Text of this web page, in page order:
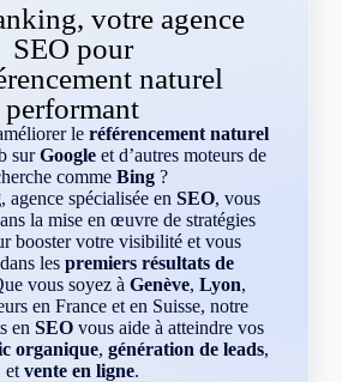
votre agence
SEO pour
naturel
performant
leréférencement naturel
surGoogle et d’autres moteurs de
comme Bing?
, agence spécialisée enSEO, vous
la mise en œuvre de stratégies
booster votre visibilité et vous
lespremiers résultats de
vous soyez à Genève, Lyon,
en France et en Suisse, notre
en SEOvous aide à atteindre vos
organique,génération de leads,
etvente en ligne.